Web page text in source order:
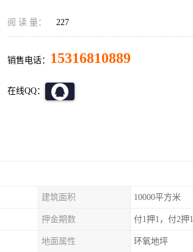
阅 读 量： 227
销售电话： 15316810889
在线QQ：
建筑面积 10000平方米
押金期数 付1押1，付2押
地面属性 环氧地坪